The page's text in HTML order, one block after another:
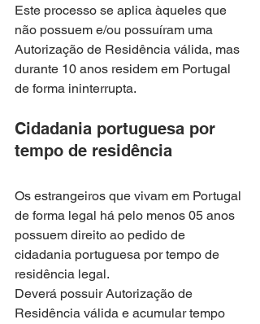
Este processo se aplica àqueles que
não possuem e/ou possuíram uma
Autorização de Residência válida, mas
durante 10 anos residem em Portugal
de forma ininterrupta.
Cidadania portuguesa por
tempo de residência
Os estrangeiros que vivam em Portugal
de forma legal há pelo menos 05 anos
possuem direito ao pedido de
cidadania portuguesa por tempo de
residência legal.
Deverá possuir Autorização de
Residência válida e acumular tempo